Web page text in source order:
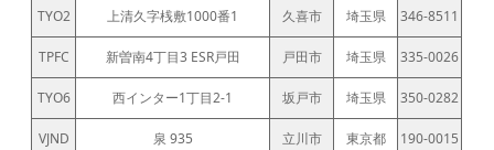
TYO2 上清久字桟敷1000番1 久喜市 埼玉県 346-8511
TPFC 新曽南4丁目3 ESR戸田 戸田市 埼玉県 335-0026
TYO6 西インター1丁目2-1 坂戸市 埼玉県 350-0282
VJND 泉 935 立川市 東京都 190-0015